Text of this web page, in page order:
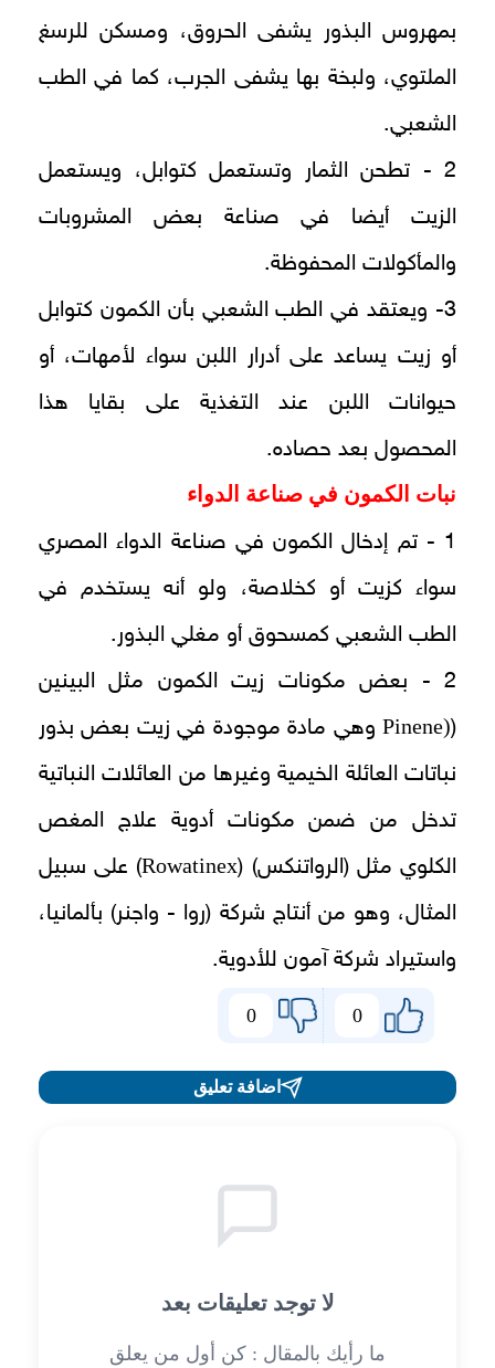
بمهروس البذور يشفى الحروق، ومسكن للرسغ
الملتوي، ولبخة بها يشفى الجرب، كما في الطب
الشعبي.
2 - تطحن الثمار وتستعمل كتوابل، ويستعمل
الزيت أيضا في صناعة بعض المشروبات
والمأكولات المحفوظة.
3- ويعتقد في الطب الشعبي بأن الكمون كتوابل
أو زيت يساعد على أدرار اللبن سواء لأمهات، أو
حيوانات اللبن عند التغذية على بقايا هذا
المحصول بعد حصاده.
نبات الكمون في صناعة الدواء
1 - تم إدخال الكمون في صناعة الدواء المصري
سواء كزيت أو كخلاصة، ولو أنه يستخدم في
الطب الشعبي كمسحوق أو مغلي البذور.
2 - بعض مكونات زيت الكمون مثل البينين
(
(Pinene
وهي مادة موجودة في زيت بعض بذور
نباتات العائلة الخيمية وغيرها من العائلات النباتية
تدخل من ضمن مكونات أدوية علاج المغص
الكلوي مثل (الرواتنكس) (Rowatinex) على سبيل
المثال، وهو من أنتاج شركة (روا - واجنر) بألمانيا،
واستيراد شركة آمون للأدوية.
0
0
اضافة تعليق
لا توجد تعليقات بعد
ما رأيك بالمقال : كن أول من يعلق